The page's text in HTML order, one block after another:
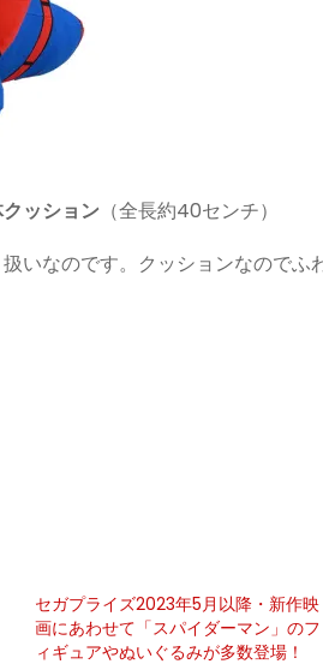
ッション （全長約40センチ）
いなのです。クッションなのでふ
セガプライズ2023年5月以降・新作映
画にあわせて「スパイダーマン」のフ
ィギュアやぬいぐるみが多数登場！